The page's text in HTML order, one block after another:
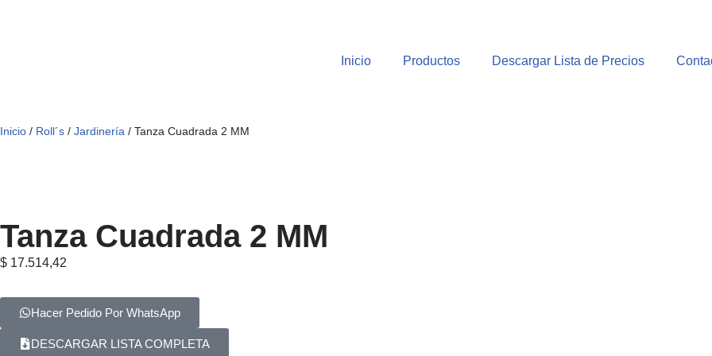
Inicio Productos Descargar Lista de Precios
Inicio / Roll´s / Jardinería / Tanza Cuadrada 2 MM
Tanza Cuadrada 2 MM
$ 17.514,42
Hacer Pedido Por WhatsApp
DESCARGAR LISTA COMPLETA